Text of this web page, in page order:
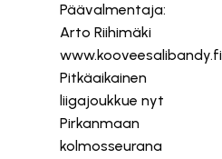
Päävalmentaja:
Arto Riihimäki
www.kooveesalibandy.fi
Pitkäaikainen
liigajoukkue nyt
Pirkanmaan
kolmosseurana